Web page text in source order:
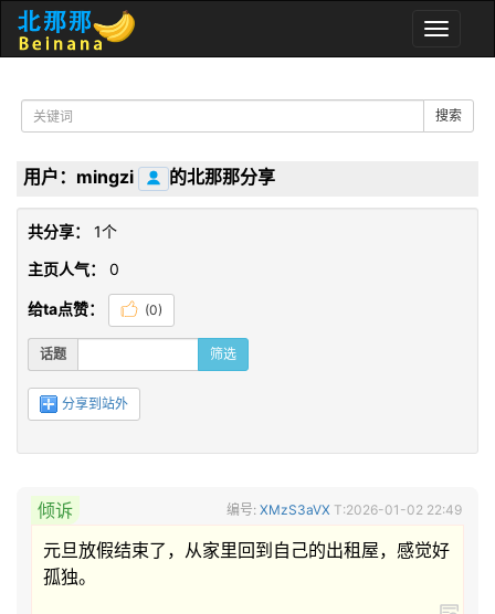
Toggle
搜索
用户：mingzi 的北那那分享
共分享：
1个
主页人气：
0
给ta点赞： (0)
话题 筛选
分享到站外
倾诉 编号: XMzS3aVX T:2026-01-02 22:49
元旦放假结束了，从家里回到自己的出租屋，感觉好
孤独。